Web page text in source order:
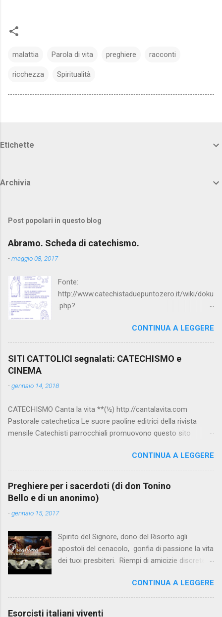
malattia Parola di vita preghiere racconti
ricchezza Spiritualità
Etichette
Archivia
Post popolari in questo blog
Abramo. Scheda di catechismo.
-maggio 08, 2017
Fonte:
http://www.catechistaduepuntozero.it/wiki/doku
.php?
CONTINUA A LEGGERE
SITI CATTOLICI segnalati: CATECHISMO e
CINEMA
-gennaio 14, 2018
CATECHISMO Canta la vita **(½) http://cantalavita.com
Pastorale catechetica Le suore paoline editrici della rivista
mensile Catechisti parrocchiali promuovono questo sito
www.facebook.com/PaolineGiovanieVangelo/ Carimo **
http://www.carimo.it Contiene i Catechismo della Chiesa
Cattolica, la Bibbia a Fumetti (novità assoluta in internet), il
pensiero di S.Tommaso, encicliche, scritti di Albino Luciani,
oroscopo... da ridere, e altri temi interessanti. Catechismo
www.vatican.va/archive/ITA0014/_INDEX.HTM ; Indice e testo
su: www.catechismochiesacattolica.it COMPENDIO :
www.vatican.va/archive/compendium_ccc/documents/archive
_2005_compendium-ccc_it.html Catechista 2.0 **½
www.catechistaduepuntozero.it www.catechista.it Sito liturgico
e di catechesi Sito curato dal 2000 da Sergio Della Lena e
Imma , ...
CONTINUA A LEGGERE
Preghiere per i sacerdoti (di don Tonino
Bello e di un anonimo)
-gennaio 15, 2017
Spirito del Signore, dono del Risorto agli
apostoli del cenacolo, gonfia di passione la vita
dei tuoi presbiteri. Riempi di amicizie discrete la
capaci di misericordia per tutte le sue
debolezze. Confortali con la gratitudine della
gente e con l’olio della comunione fraterna.
CONTINUA A LEGGERE
Esorcisti italiani viventi